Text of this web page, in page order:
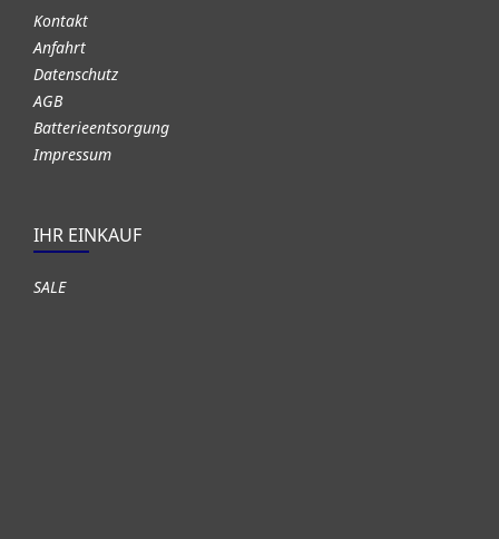
Kontakt
Anfahrt
Datenschutz
AGB
Batterieentsorgung
Impressum
IHR EINKAUF
SALE